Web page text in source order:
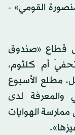
القومي» -
قطاع «صندوق
أم كلثوم،
مطلع الأسبوع
والمعرفة لدى
الهوايات